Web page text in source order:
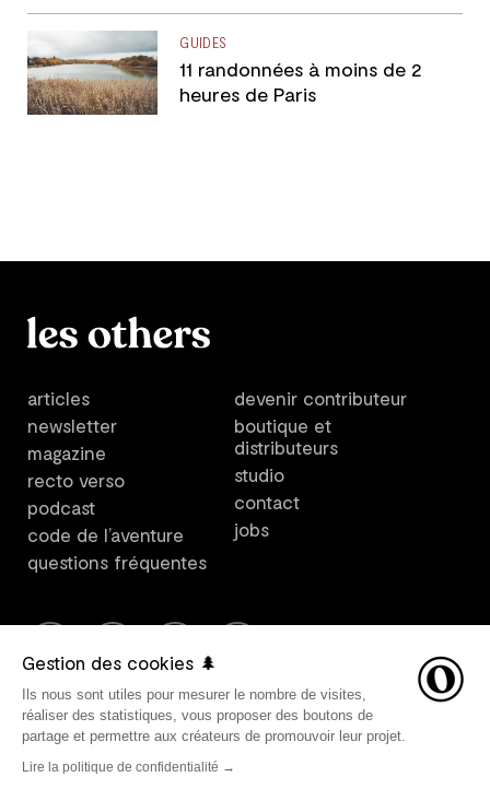
GUIDES
11 randonnées à moins de 2
heures de Paris
articles
newsletter
magazine
recto verso
podcast
code de l’aventure
questions fréquentes
devenir contributeur
boutique et
distributeurs
studio
contact
jobs
Les Others est un plateforme créée par Les Others Studio. ©
2021 Les Others SARL, tous droits réservés. Direction
artistique par Les Others Studio. Design graphique par
Avant-Post. Développement web par
Gestion des cookies 🌲
Ils nous sont utiles pour mesurer le nombre de visites,
réaliser des statistiques, vous proposer des boutons de
partage et permettre aux créateurs de promouvoir leur projet.
Lire la politique de confidentialité →